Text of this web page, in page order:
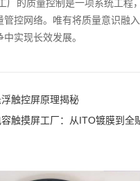
厂的质量控制是一项系统工程
管控网络。唯有将质量意识融
实现长效发展。
触控屏原理揭秘
容触摸屏工厂：从ITO镀膜到全